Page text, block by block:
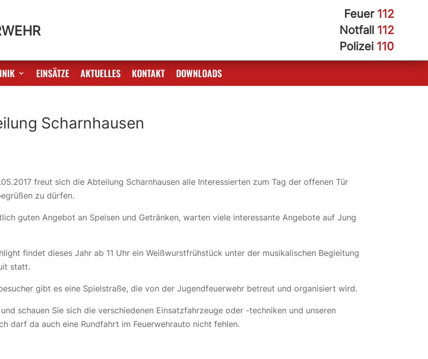
Feuer 112
Notfall 112
Polizei 110
EINSÄTZE AKTUELLES KONTAKT DOWNLOADS
Scharnhausen
freut sich die Abteilung Scharnhausen alle Interessierten zum Tag der offenen Tür
zu dürfen.
guten Angebot an Speisen und Getränken, warten viele interessante Angebote auf Jung
findet dieses Jahr ab 11 Uhr ein Weißwurstfrühstück unter der musikalischen Begleitung
statt.
gibt es eine Spielstraße, die von der Jugendfeuerwehr betreut und organisiert wird.
schauen Sie sich die verschiedenen Einsatzfahrzeuge oder -techniken und unseren
darf da auch eine Rundfahrt im Feuerwehrauto nicht fehlen.